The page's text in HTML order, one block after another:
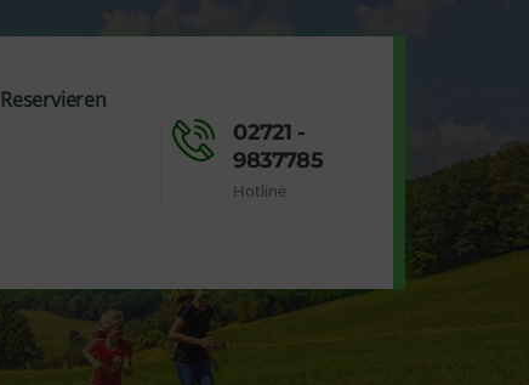
Reservieren
02721 -
9837785
Hotline